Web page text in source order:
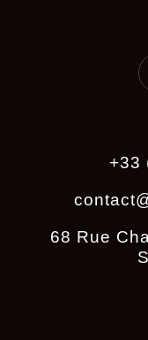
+33
68 Rue